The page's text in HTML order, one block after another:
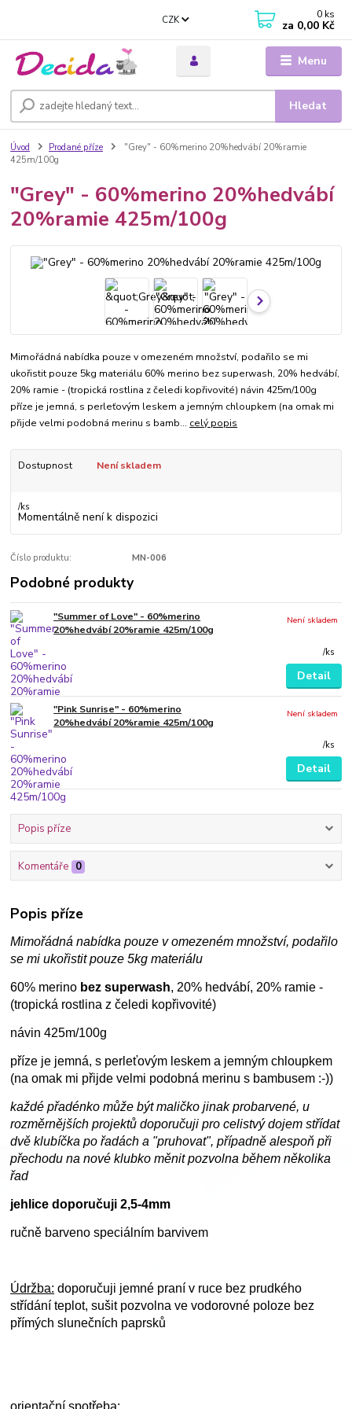
Menu
CZK
Hledat
0 ks
za 0,00 Kč
Úvod Prodané příze
"Grey" - 60%merino 20%hedvábí 20%ramie
425m/100g
"Grey" - 60%merino 20%hedvábí
20%ramie 425m/100g
Mimořádná nabídka pouze v omezeném množství, podařilo se mi
ukořistit pouze 5kg materiálu 60% merino bez superwash, 20% hedvábí,
20% ramie - (tropická rostlina z čeledi kopřivovité) návin 425m/100g
příze je jemná, s perleťovým leskem a jemným chloupkem (na omak mi
přijde velmi podobná merinu s bamb... celý popis
Dostupnost Není skladem
/ks
Momentálně není k dispozici
Číslo produktu: MN-006
Podobné produkty
"Summer of Love" - 60%merino
20%hedvábí 20%ramie 425m/100g
/ks
Není skladem
Detail
"Pink Sunrise" - 60%merino
20%hedvábí 20%ramie 425m/100g
/ks
Není skladem
Detail
Popis příze
Komentáře 0
Popis příze
Mimořádná nabídka pouze v omezeném množství, podařilo
se mi ukořistit pouze 5kg materiálu
60% merino bez superwash, 20% hedvábí, 20% ramie -
(tropická rostlina z čeledi kopřivovité)
návin 425m/100g
příze je jemná, s perleťovým leskem a jemným chloupkem
(na omak mi přijde velmi podobná merinu s bambusem :-))
každé přadénko může být maličko jinak probarvené, u
rozměrnějších projektů doporučuji pro celistvý dojem střídat
dvě klubíčka po řadách a "pruhovat", případně alespoň při
přechodu na nové klubko měnit pozvolna během několika
řad
jehlice doporučuji 2,5-4mm
ručně barveno speciálním barvivem
Údržba: doporučuji jemné praní v ruce bez prudkého
střídání teplot, sušit pozvolna ve vodorovné poloze bez
přímých slunečních paprsků